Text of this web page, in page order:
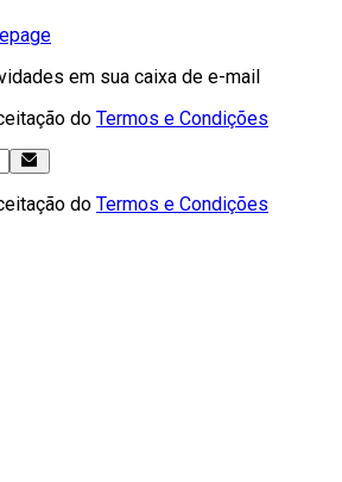
em sua caixa de e-mail
do Termos e Condições
do Termos e Condições